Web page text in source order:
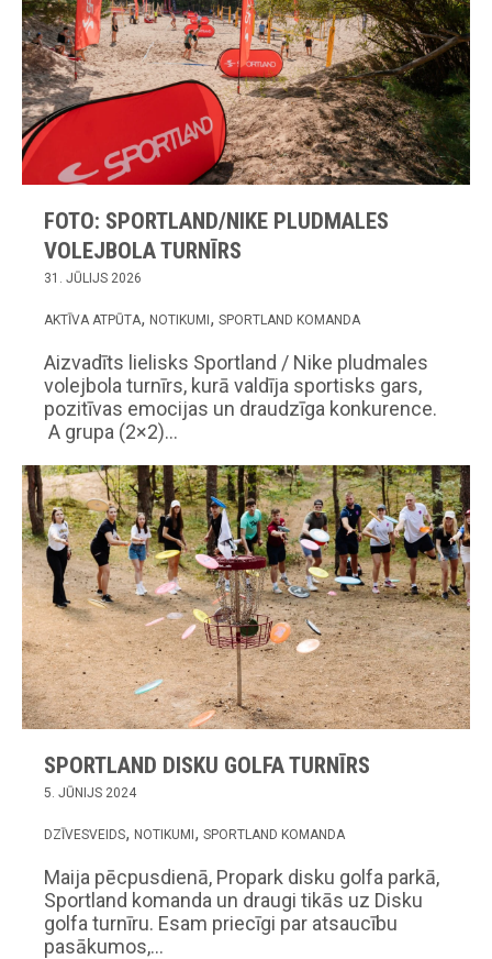
FOTO: SPORTLAND/NIKE PLUDMALES
VOLEJBOLA TURNĪRS
31. JŪLIJS 2026
AKTĪVA ATPŪTA NOTIKUMI SPORTLAND KOMANDA
Aizvadīts lielisks Sportland / Nike pludmales
volejbola turnīrs, kurā valdīja sportisks gars,
pozitīvas emocijas un draudzīga konkurence.
A grupa (2×2)…
SPORTLAND DISKU GOLFA TURNĪRS
5. JŪNIJS 2024
DZĪVESVEIDS NOTIKUMI SPORTLAND KOMANDA
Maija pēcpusdienā, Propark disku golfa parkā,
Sportland komanda un draugi tikās uz Disku
golfa turnīru. Esam priecīgi par atsaucību
pasākumos,…